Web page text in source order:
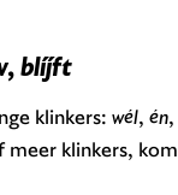
,blíjft
klinkers: wél, én,
meer klinkers,